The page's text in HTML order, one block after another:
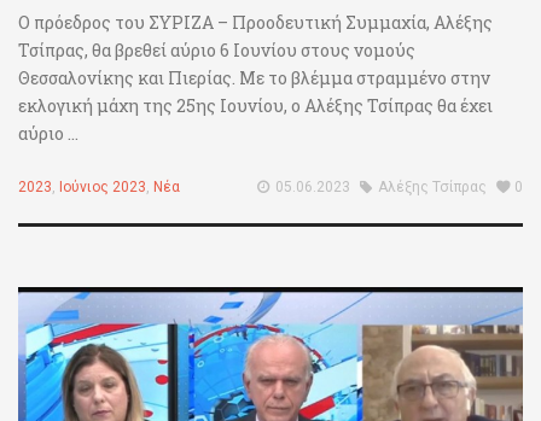
Ο πρόεδρος του ΣΥΡΙΖΑ – Προοδευτική Συμμαχία, Αλέξης
Τσίπρας, θα βρεθεί αύριο 6 Ιουνίου στους νομούς
Θεσσαλονίκης και Πιερίας. Με το βλέμμα στραμμένο στην
εκλογική μάχη της 25ης Ιουνίου, ο Αλέξης Τσίπρας θα έχει
αύριο ...
2023, Ιούνιος 2023, Νέα 05.06.2023 Αλέξης Τσίπρας 0